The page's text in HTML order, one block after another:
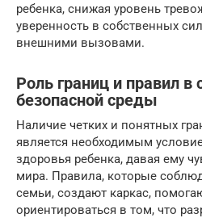
ребенка, снижая уровень
уверенность в собственных
внешними вызовами.
Роль границ и правил в
безопасной среды
Наличие четких и понятных
является необходимым
здоровья ребенка, давая ему
мира. Правила, которые
семьи, создают каркас,
ориентироваться в том, что